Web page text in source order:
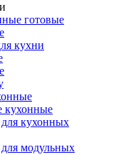
готовые
кухни
кухонные
кухонных
модульных